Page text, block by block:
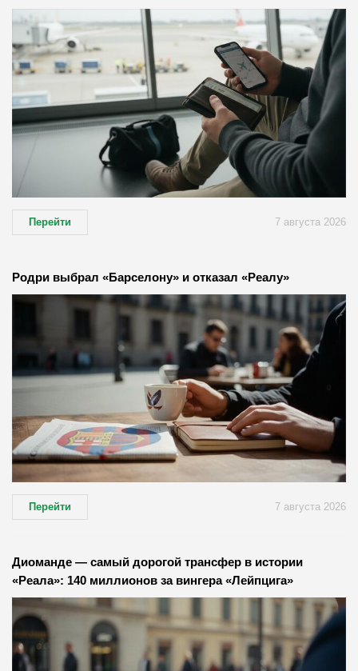
Перейти 7 августа 2026
Родри выбрал «Барселону» и отказал «Реалу»
Перейти 7 августа 2026
Диоманде — самый дорогой трансфер в истории
«Реала»: 140 миллионов за вингера «Лейпцига»